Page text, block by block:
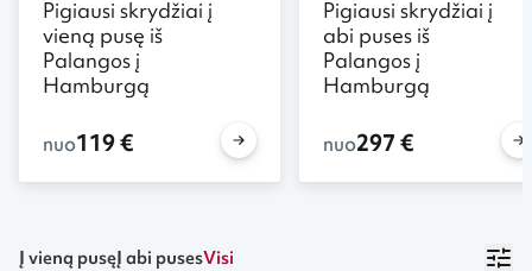
Pigiausi skrydžiai į
vieną pusę iš
Palangos į
Hamburgą
nuo119 €
Pigiausi skrydžiai į
abi puses iš
Palangos į
Hamburgą
nuo297 €
Į vieną pusęĮ abi pusesVisi